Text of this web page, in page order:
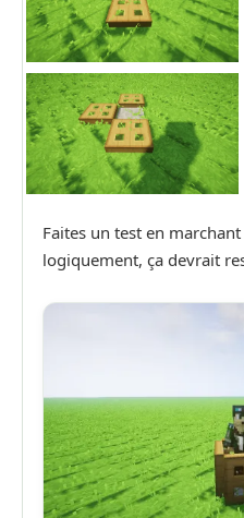
Faites un test en
logiquement, ça devrait